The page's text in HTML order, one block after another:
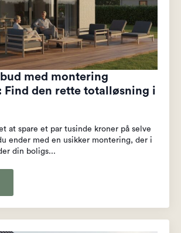
med montering
Find den rette totalløsning i
at spare et par tusinde kroner på selve
ender med en usikker montering, der i
din boligs...